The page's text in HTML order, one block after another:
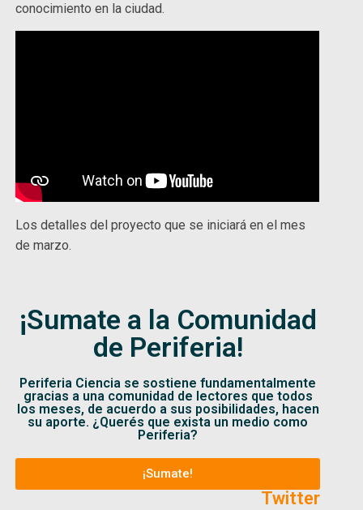
conocimiento en la ciudad.
Los detalles del proyecto que se iniciará en el mes
de marzo.
¡Sumate a la Comunidad
de Periferia!
Periferia Ciencia se sostiene fundamentalmente
gracias a una comunidad de lectores que todos
los meses, de acuerdo a sus posibilidades, hacen
su aporte. ¿Querés que exista un medio como
Periferia?
¡Sumate!
Twitter